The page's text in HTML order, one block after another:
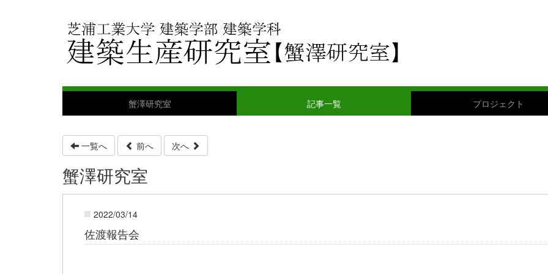
蟹澤研究室 記事一覧 プロジェクト
一覧へ 前へ 次へ
蟹澤研究室
2022/03/14
佐渡報告会